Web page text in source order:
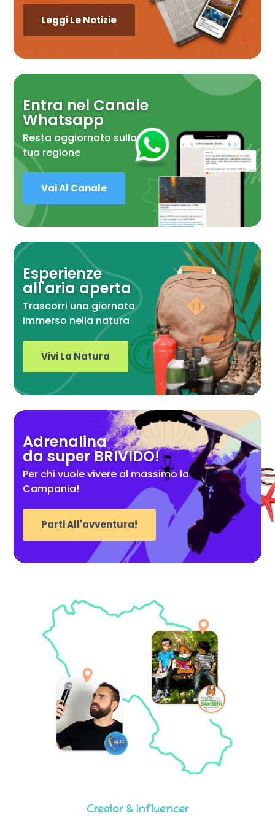
Leggi Le Notizie
Entra nel Canale
Whatsapp
Resta aggiornato sulla
tua regione
Vai Al Canale
Esperienze
all'aria aperta
Trascorri una giornata
immerso nella natura
Vivi La Natura
Adrenalina
da super BRIVIDO!
Per chi vuole vivere al massimo la
Campania!
Parti All'avventura!
Creator & Influencer